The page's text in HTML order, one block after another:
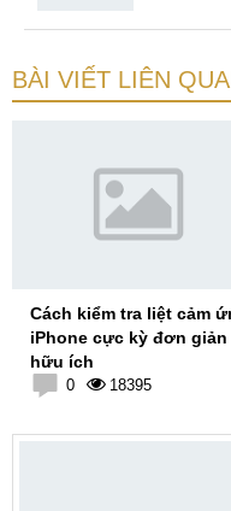
BÀI VIẾT LIÊN
Cách kiểm tra liệt cảm
iPhone cực kỳ đơn giản
hữu ích
0 18395